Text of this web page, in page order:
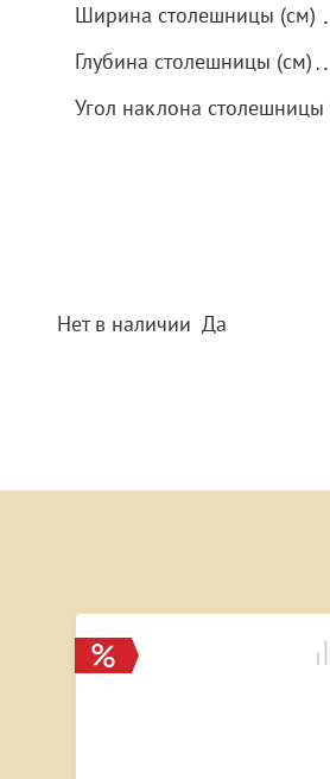
Ширина столешницы (см)
Глубина столешницы (см)
Угол наклона столешницы
Нет в наличии Да